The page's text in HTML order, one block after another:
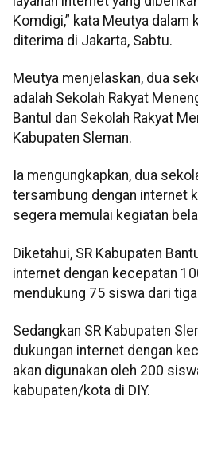
Komdigi,” kata Meutya dalam
diterima di Jakarta, Sabtu.
Meutya menjelaskan, dua
adalah Sekolah Rakyat
Bantul dan Sekolah Rakyat
Kabupaten Sleman.
Ia mengungkapkan, dua
tersambung dengan internet
segera memulai kegiatan
Diketahui, SR Kabupaten
internet dengan kecepatan
mendukung 75 siswa dari
Sedangkan SR Kabupaten
dukungan internet dengan
akan digunakan oleh 200
kabupaten/kota di DIY.